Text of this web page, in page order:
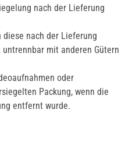
nach der Lieferung
nach der Lieferung
mit anderen Gütern
oder
Packung, wenn die
entfernt wurde.